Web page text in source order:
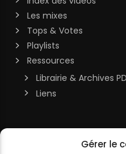
Gérer le
Les mixes
Tops & Votes
Playlists
Ressources
Librairie & Archives
Liens
MON COMPTE